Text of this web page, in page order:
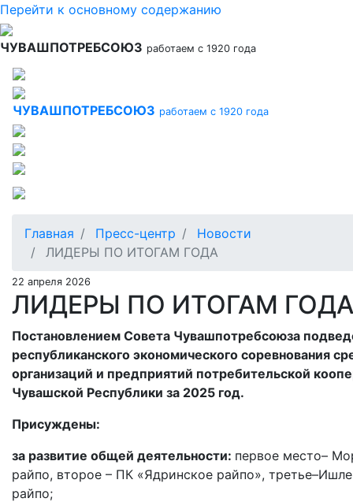
Перейти к основному содержанию
ЧУВАШПОТРЕБСОЮЗ работаем с 1920 года
ЧУВАШПОТРЕБСОЮЗ работаем с 1920 года
Главная Пресс-центр
Новости
ЛИДЕРЫ ПО ИТОГАМ ГОДА
22 апреля 2026
ЛИДЕРЫ ПО ИТОГАМ ГОДА
Постановлением Совета Чувашпотребсоюза
республиканского экономического соревнования
организаций и предприятий потребительской
Чувашской Республики за 2025 год.
Присуждены:
за развитие общей деятельности: первое место–
райпо, второе – ПК «Ядринское райпо»,
райпо;